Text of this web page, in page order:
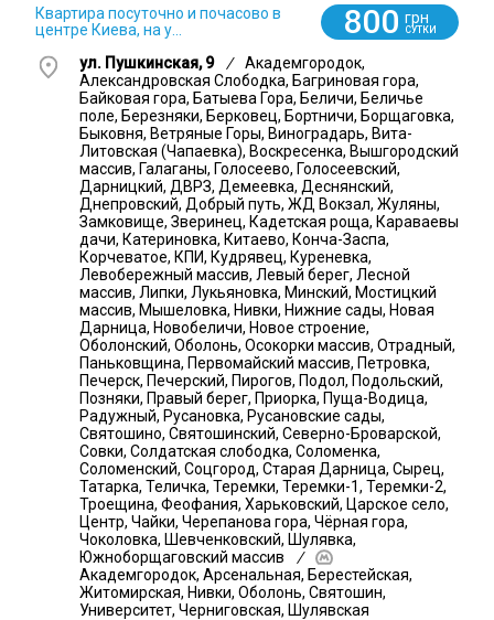
Квартира посуточно и почасово в
центре Киева, на у...
800 грн
СУТКИ
ул. Пушкинская, 9 /
Академгородок,
Александровская Слободка, Багриновая гора,
Байковая гора, Батыева Гора, Беличи, Беличье
поле, Березняки, Берковец, Бортничи, Борщаговка,
Быковня, Ветряные Горы, Виноградарь, Вита-
Литовская (Чапаевка), Воскресенка, Вышгородский
массив, Галаганы, Голосеево, Голосеевский,
Дарницкий, ДВРЗ, Демеевка, Деснянский,
Днепровский, Добрый путь, ЖД Вокзал, Жуляны,
Замковище, Зверинец, Кадетская роща, Караваевы
дачи, Катериновка, Китаево, Конча-Заспа,
Корчеватое, КПИ, Кудрявец, Куреневка,
Левобережный массив, Левый берег, Лесной
массив, Липки, Лукьяновка, Минский, Мостицкий
массив, Мышеловка, Нивки, Нижние сады, Новая
Дарница, Новобеличи, Новое строение,
Оболонский, Оболонь, Осокорки массив, Отрадный,
Паньковщина, Первомайский массив, Петровка,
Печерск, Печерский, Пирогов, Подол, Подольский,
Позняки, Правый берег, Приорка, Пуща-Водица,
Радужный, Русановка, Русановские сады,
Святошино, Святошинский, Северно-Броварской,
Совки, Солдатская слободка, Соломенка,
Соломенский, Соцгород, Старая Дарница, Сырец,
Татарка, Теличка, Теремки, Теремки-1, Теремки-2,
Троещина, Феофания, Харьковский, Царское село,
Центр, Чайки, Черепанова гора, Чёрная гора,
Чоколовка, Шевченковский, Шулявка,
Южноборщаговский массив
/
Академгородок, Арсенальная, Берестейская,
Житомирская, Нивки, Оболонь, Святошин,
Университет, Черниговская, Шулявская